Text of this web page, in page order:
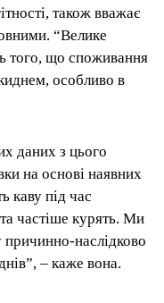
також вважає
“Велике
того, що споживання
особливо в
даних з цього
на основі наявних
каву під час
частіше курять. Ми
наслідково
– каже вона.